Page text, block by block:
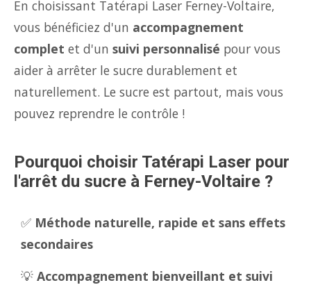
En choisissant Tatérapi Laser Ferney-Voltaire,
vous bénéficiez d'un accompagnement
complet et d'un suivi personnalisé pour vous
aider à arrêter le sucre durablement et
naturellement. Le sucre est partout, mais vous
pouvez reprendre le contrôle !
Pourquoi choisir Tatérapi Laser pour
l'arrêt du sucre à Ferney-Voltaire ?
✅ Méthode naturelle, rapide et sans effets
secondaires
💡 Accompagnement bienveillant et suivi